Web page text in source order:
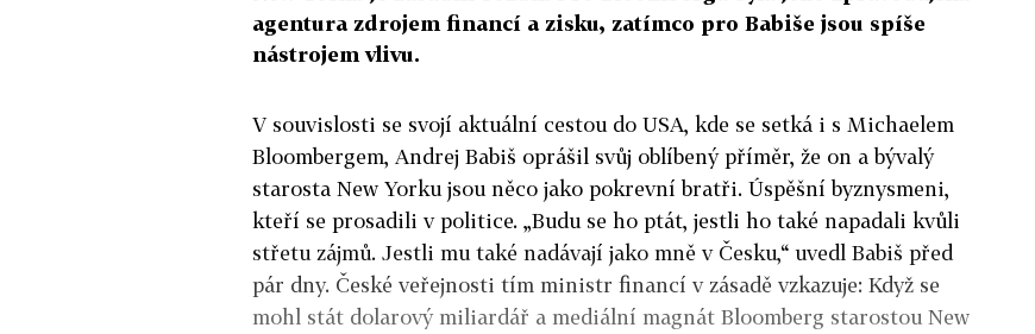
agentura zdrojem financí a zisku, zatímco pro Babiše jsou spíše
nástrojem vlivu.
V souvislosti se svojí aktuální cestou do USA, kde se setká i s Michaelem
Bloombergem, Andrej Babiš oprášil svůj oblíbený příměr, že on a bývalý
starosta New Yorku jsou něco jako pokrevní bratři. Úspěšní byznysmeni,
kteří se prosadili v politice. „Budu se ho ptát, jestli ho také napadali kvůli
střetu zájmů. Jestli mu také nadávají jako mně v Česku,“ uvedl Babiš před
pár dny. České veřejnosti tím ministr financí v zásadě vzkazuje: Když se
mohl stát dolarový miliardář a mediální magnát Bloomberg starostou New